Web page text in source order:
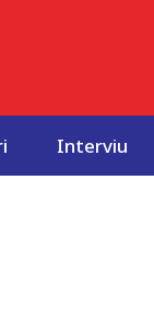
Interviu